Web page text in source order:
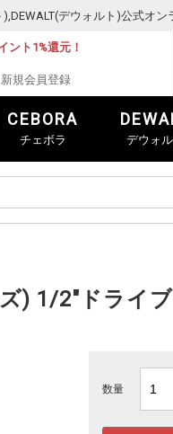
),DEWALT(デウォルト)公式オ
ント1%還元！
新規会員登録
CEBORA
チェボラ デウォル
) 1/2"ドライ
数量